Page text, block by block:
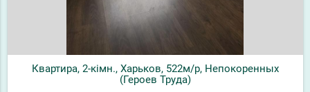
Квартира, 2-кімн., Харьков, 522м/р, Непокоренных
(Героев Труда)